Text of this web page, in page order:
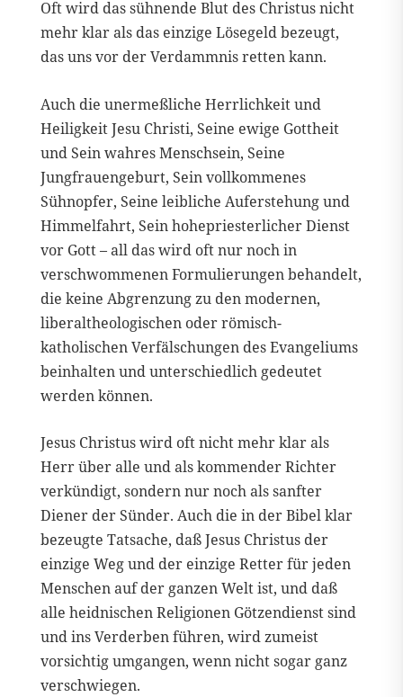
Oft wird das sühnende Blut des Christus nicht
mehr klar als das einzige Lösegeld bezeugt,
das uns vor der Verdammnis retten kann.
Auch die unermeßliche Herrlichkeit und
Heiligkeit Jesu Christi, Seine ewige Gottheit
und Sein wahres Menschsein, Seine
Jungfrauengeburt, Sein vollkommenes
Sühnopfer, Seine leibliche Auferstehung und
Himmelfahrt, Sein hohepriesterlicher Dienst
vor Gott – all das wird oft nur noch in
verschwommenen Formulierungen behandelt,
die keine Abgrenzung zu den modernen,
liberaltheologischen oder römisch-
katholischen Verfälschungen des Evangeliums
beinhalten und unterschiedlich gedeutet
werden können.
Jesus Christus wird oft nicht mehr klar als
Herr über alle und als kommender Richter
verkündigt, sondern nur noch als sanfter
Diener der Sünder. Auch die in der Bibel klar
bezeugte Tatsache, daß Jesus Christus der
einzige Weg und der einzige Retter für jeden
Menschen auf der ganzen Welt ist, und daß
alle heidnischen Religionen Götzendienst sind
und ins Verderben führen, wird zumeist
vorsichtig umgangen, wenn nicht sogar ganz
verschwiegen.